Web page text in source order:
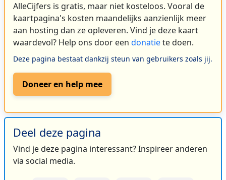
AlleCijfers is gratis, maar niet kosteloos. Vooral de
kaartpagina's kosten maandelijks aanzienlijk meer
aan hosting dan ze opleveren. Vind je deze kaart
waardevol? Help ons door een donatiete doen.
Deze pagina bestaat dankzij steun van gebruikers zoals jij.
Doneer en help mee
Deel deze pagina
Vind je deze pagina interessant? Inspireer anderen
via social media.